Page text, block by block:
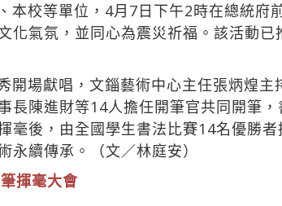
本校等單位，4月7日下午2時在總統府
化氣氛，並同心為震災祈福。該活動
開場獻唱，文錙藝術中心主任張炳煌
長陳進財等14人擔任開筆官共同開筆
毫後，由全國學生書法比賽14名優勝
永續傳承。（文／林庭安）
揮毫大會